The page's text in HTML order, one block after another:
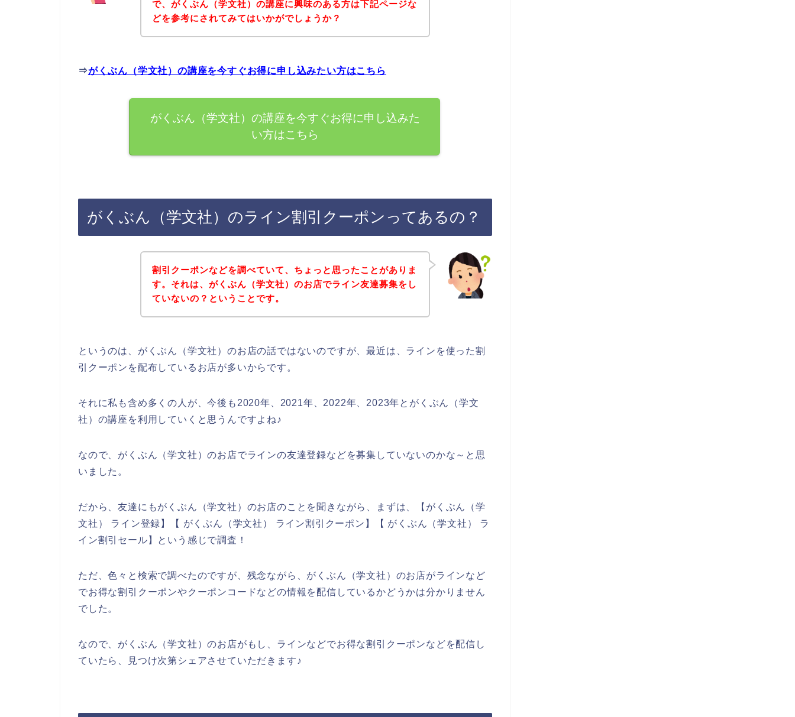
で、がくぶん（学文社）の講座に興味のある方は下記ページな
どを参考にされてみてはいかがでしょうか？
⇒がくぶん（学文社）の講座を今すぐお得に申し込みたい方はこちら
がくぶん（学文社）の講座を今すぐお得に申し込みた
い方はこちら
がくぶん（学文社）のライン割引クーポンってあるの？
割引クーポンなどを調べていて、ちょっと思ったことがありま
す。それは、がくぶん（学文社）のお店でライン友達募集をし
ていないの？ということです。
というのは、がくぶん（学文社）のお店の話ではないのですが、最近は、ラインを使った割
引クーポンを配布しているお店が多いからです。
それに私も含め多くの人が、今後も2020年、2021年、2022年、2023年とがくぶん（学文
社）の講座を利用していくと思うんですよね♪
なので、がくぶん（学文社）のお店でラインの友達登録などを募集していないのかな～と思
いました。
だから、友達にもがくぶん（学文社）のお店のことを聞きながら、まずは、【がくぶん（学
文社） ライン登録】【 がくぶん（学文社） ライン割引クーポン】【 がくぶん（学文社） ラ
イン割引セール】という感じで調査！
ただ、色々と検索で調べたのですが、残念ながら、がくぶん（学文社）のお店がラインなど
でお得な割引クーポンやクーポンコードなどの情報を配信しているかどうかは分かりません
でした。
なので、がくぶん（学文社）のお店がもし、ラインなどでお得な割引クーポンなどを配信し
ていたら、見つけ次第シェアさせていただきます♪